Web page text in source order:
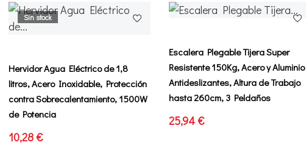
Hervidor Agua Eléctrico de 1,8
litros, Acero Inoxidable, Protección
contra Sobrecalentamiento, 1500W
de Potencia
10,28 €
Sin stock
Escalera Plegable Tijera Super
Resistente 150Kg, Acero y Aluminio
Antideslizantes, Altura de Trabajo
hasta 260cm, 3 Peldaños
25,94 €